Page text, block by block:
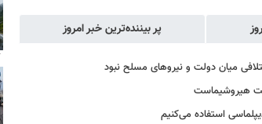
پر بیننده‌ترین خبر امروز
میان دولت و نیروهای مسلح نبود
هیروشیماست
استفاده می‌کنیم